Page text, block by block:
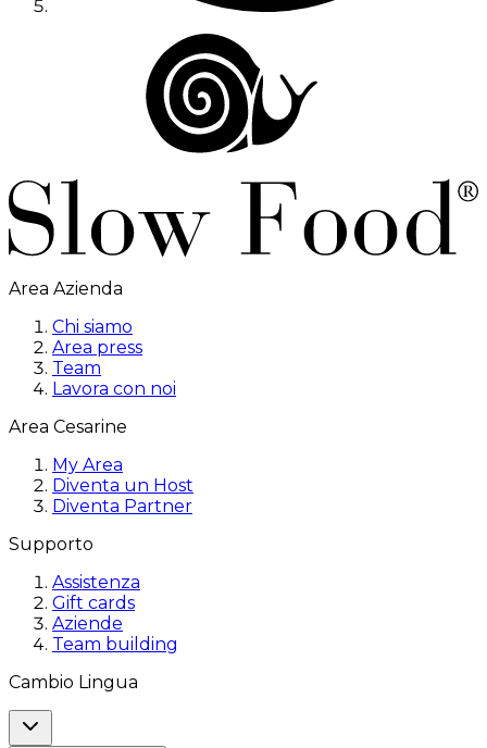
Area Azienda
Chi siamo
Area press
Team
Lavora con noi
Area Cesarine
My Area
Diventa un Host
Diventa Partner
Supporto
Assistenza
Gift cards
Aziende
Team building
Cambio Lingua